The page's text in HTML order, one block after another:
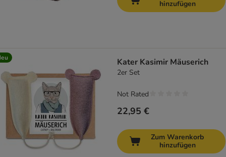
hinzufügen
Kater Kasimir Mäuserich
2er Set
22,95 €
Not Rated
Zum Warenkorb
hinzufügen